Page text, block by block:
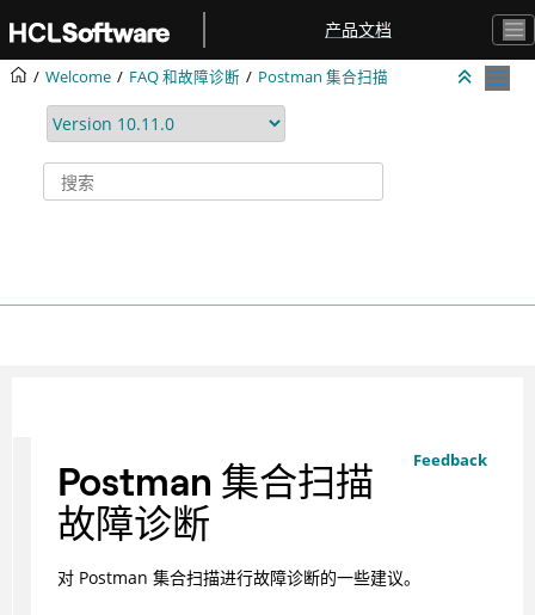
产品文档
Welcome FAQ 和故障诊断 Postman 集合扫描
Feedback
Postman 集合扫描
故障诊断
对 Postman 集合扫描进行故障诊断的一些建议。